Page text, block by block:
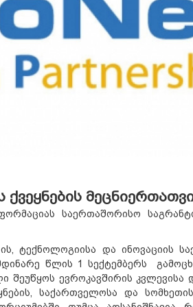
საერთაშორისო
ტექნოლოგიისა და ინოვაციის
წლის 1 სექტემბერს
შეუწყოს ევროკავშირის კვლევისა
საქართველოსა და